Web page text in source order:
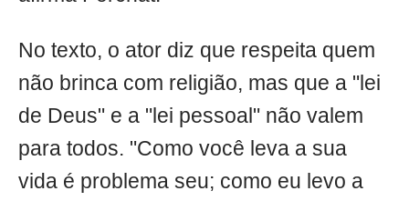
No texto, o ator diz que respeita quem
não brinca com religião, mas que a "lei
de Deus" e a "lei pessoal" não valem
para todos. "Como você leva a sua
vida é problema seu; como eu levo a